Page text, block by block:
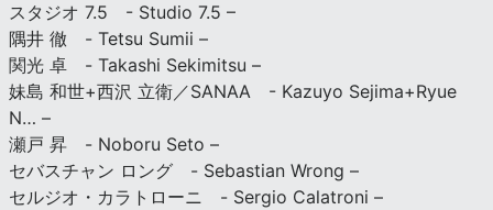
スタジオ 7.5 - Studio 7.5 –
隅井 徹 - Tetsu Sumii –
関光 卓 - Takashi Sekimitsu –
妹島 和世+西沢 立衛／SANAA - Kazuyo Sejima+Ryue
N… –
瀬戸 昇 - Noboru Seto –
セバスチャン ロング - Sebastian Wrong –
セルジオ・カラトローニ - Sergio Calatroni –